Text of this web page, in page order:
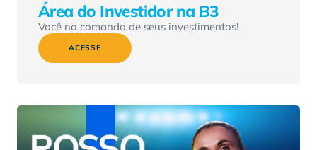
Área do Investidor na B3
Você no comando de seus investimentos!
ACESSE